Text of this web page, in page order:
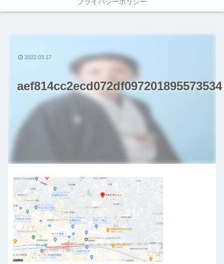
プライバシーポリシー
aef814cc2ecd072df097201895573534
2022.03.17